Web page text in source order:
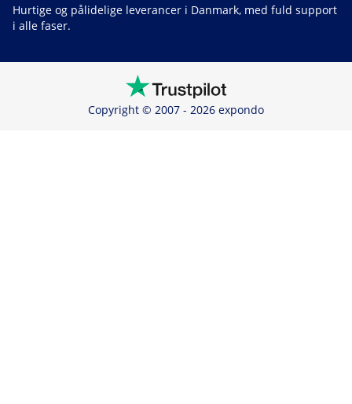
Hurtige og pålidelige leverancer i Danmark, med fuld support
i alle faser.
Copyright © 2007 - 2026 expondo